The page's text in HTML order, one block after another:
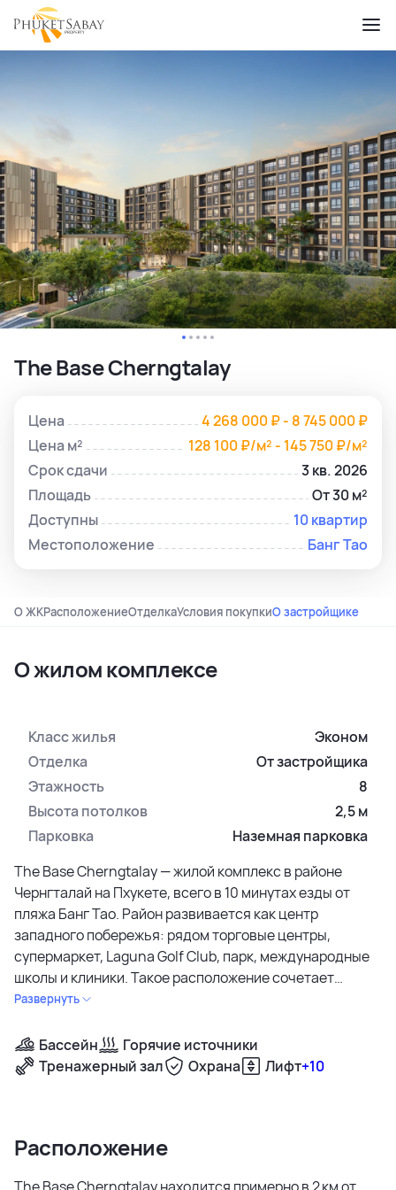
The Base Cherngtalay
Цена
4 268 000 ₽ - 8 745 000 ₽
Цена м²
128 100 ₽/м² - 145 750 ₽/м²
Срок сдачи
3 кв. 2026
Площадь
От 30 м²
Доступны
10 квартир
Местоположение
Банг Тао
О ЖКРасположениеОтделкаУсловия покупкиО застройщике
О жилом комплексе
Класс жилья
Эконом
Отделка
От застройщика
Этажность
8
Высота потолков
2,5 м
Парковка
Наземная парковка
The Base Cherngtalay — жилой комплекс в районе
Чернгталай на Пхукете, всего в 10 минутах езды от
пляжа Банг Тао. Район развивается как центр
западного побережья: рядом торговые центры,
супермаркет, Laguna Golf Club, парк, международные
школы и клиники. Такое расположение сочетает
доступ к пляжу и городской инфраструктуре.
Проект от застройщика Sansiri включает два корпуса
по восемь этажей и 341 квартиру. Завершение
современные линии и светлые оттенки, акцент сделан
Развернуть
Бассейн
Горячие источники
Тренажерный зал
Охрана Лифт+10
Расположение
The Base Cherngtalay находится примерно в 2 км от